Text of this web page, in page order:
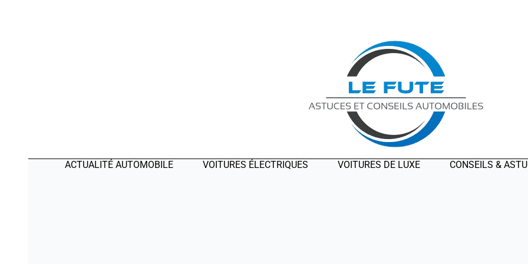
ACTUALITÉ AUTOMOBILE VOITURES ÉLECTRIQUES VOITURES DE LUXE CONSEILS &